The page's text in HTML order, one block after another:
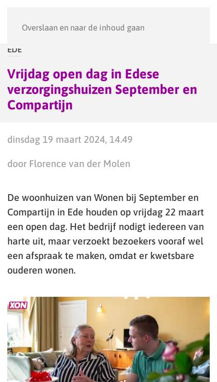
Overslaan en naar de inhoud gaan
EDE
Vrijdag open dag in Edese
verzorgingshuizen September en
Compartijn
dinsdag 19 maart 2024, 14.49
door Florence van der Molen
De woonhuizen van Wonen bij September en
Compartijn in Ede houden op vrijdag 22 maart
een open dag. Het bedrijf nodigt iedereen van
harte uit, maar verzoekt bezoekers vooraf wel
een afspraak te maken, omdat er kwetsbare
ouderen wonen.